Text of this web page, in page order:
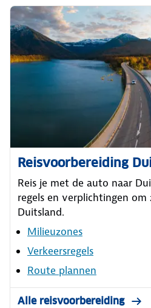
Reisvoorbereiding
Reis je met de auto naar
regels en verplichtingen
Duitsland.
Milieuzones
Verkeersregels
Route plannen
Alle reisvoorbereiding